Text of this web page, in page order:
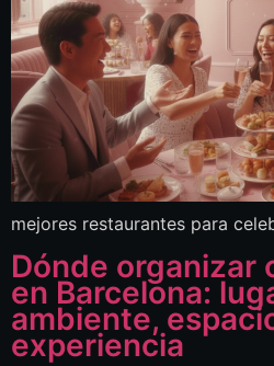
mejores restaurantes para
Dónde organizar
en Barcelona:
ambiente,
experiencia